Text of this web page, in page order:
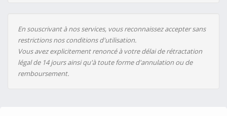
En souscrivant à nos services, vous reconnaissez accepter sans
restrictions nos conditions d'utilisation.
Vous avez explicitement renoncé à votre délai de rétractation
légal de 14 jours ainsi qu'à toute forme d'annulation ou de
remboursement.